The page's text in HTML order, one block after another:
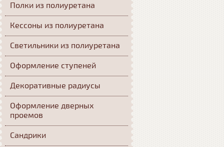
Полки из полиуретана
Кессоны из полиуретана
Светильники из полиуретана
Оформление ступеней
Декоративные радиусы
Оформление дверных
проемов
Сандрики